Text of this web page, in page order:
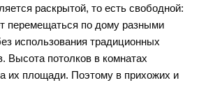
раскрытой, то есть свободной:
перемещаться по дому разными
использования традиционных
Высота потолков в комнатах
их площади. Поэтому в прихожих и